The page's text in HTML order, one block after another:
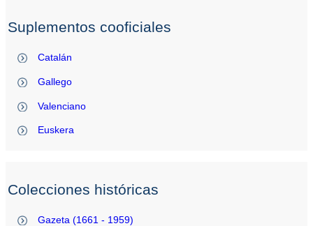
Suplementos cooficiales
Catalán
Gallego
Valenciano
Euskera
Colecciones históricas
Gazeta (1661 - 1959)